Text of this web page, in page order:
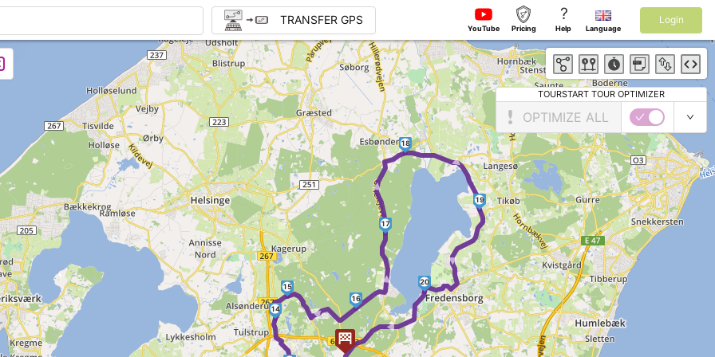
►
►►
►
►
►
14
15
16
17
18
19
20
TRANSFER GPS
YouTube Pricing
?
Help Language
Login
TOURSTART TOUR OPTIMIZER
OPTIMIZE ALL